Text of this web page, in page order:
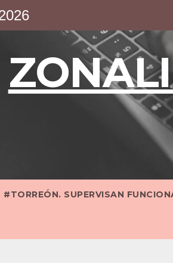
#TORREÓN. SUPERVISAN